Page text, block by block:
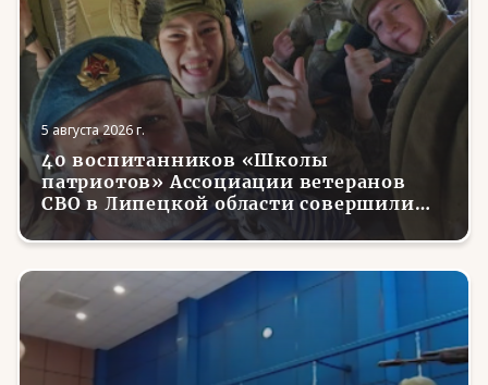
5 августа 2026 г.
40 воспитанников «Школы
патриотов» Ассоциации ветеранов
СВО в Липецкой области совершили
первые парашютные прыжки